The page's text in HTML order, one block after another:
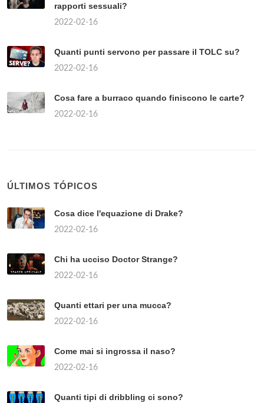
rapporti sessuali?
2022-02-16
Quanti punti servono per passare il TOLC su?
2022-02-16
Cosa fare a burraco quando finiscono le carte?
2022-02-16
ÚLTIMOS TÓPICOS
Cosa dice l'equazione di Drake?
2022-02-16
Chi ha ucciso Doctor Strange?
2022-02-16
Quanti ettari per una mucca?
2022-02-16
Come mai si ingrossa il naso?
2022-02-16
Quanti tipi di dribbling ci sono?